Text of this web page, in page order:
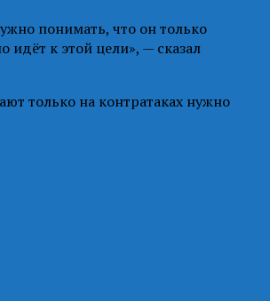
понимать, что он только
идёт к этой цели», — сказал
только на контратаках нужно